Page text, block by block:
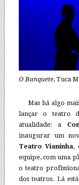
O Banquete, Tuca
Mas há algo
lançar o teatro
atualidade: a
inaugurar um
Teatro Vianinha,
equipe, com uma
o teatro
dos teatros. Lá